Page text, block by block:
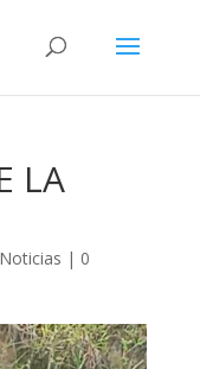
LA
Noticias | 0